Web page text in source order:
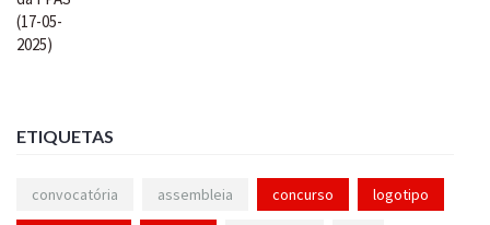
ETIQUETAS
convocatória assembleia concurso logotipo